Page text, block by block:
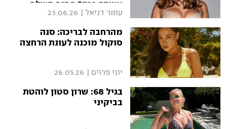
אשתך ככה? בסוף תשלם
את המחיר"
עומר דניאל 23.06.26
מהרחבה לבריכה: סנה
סוקול מוכנה לעונת הרחצה
יוני פרוים 26.05.26
בגיל 68: שרון סטון לוהטת
בביקיני